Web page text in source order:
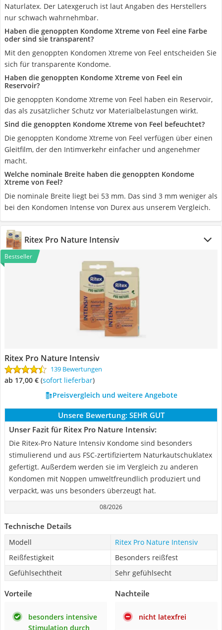
Naturlatex. Der Latexgeruch ist laut Angaben des Herstellers
nur schwach wahrnehmbar.
Haben die genoppten Kondome Xtreme von Feel eine Farbe
oder sind sie transparent?
Mit den genoppten Kondomen Xtreme von Feel entscheiden Sie
sich für transparente Kondome.
Haben die genoppten Kondome Xtreme von Feel ein
Reservoir?
Die genoppten Kondome Xtreme von Feel haben ein Reservoir,
das als zusätzlicher Schutz vor Materialbelastungen wirkt.
Sind die genoppten Kondome Xtreme von Feel befeuchtet?
Die genoppten Kondome Xtreme von Feel verfügen über einen
Gleitfilm, der den Intimverkehr einfacher und angenehmer
macht.
Welche nominale Breite haben die genoppten Kondome
Xtreme von Feel?
Die nominale Breite liegt bei 53 mm. Das sind 3 mm weniger als
bei den Kondomen Intense von Durex aus unserem Vergleich.
Ritex Pro Nature Intensiv
Bestseller
Ritex Pro Nature Intensiv
139 Bewertungen
ab 17,00 € ( Sofort lieferbar)
Preisvergleich und weitere Angebote
Unsere Bewertung: SEHR GUT
Unser Fazit für Ritex Pro Nature Intensiv:
Die Ritex-Pro Nature Intensiv Kondome sind besonders
stimulierend und aus FSC-zertifiziertem Naturkautschuklatex
gefertigt. Außerdem werden sie im Vergleich zu anderen
Kondomen mit Noppen umweltfreundlich produziert und
verpackt, was uns besonders überzeugt hat.
08/2026
Technische Details
Modell
Ritex Pro Nature Intensiv
Reißfestigkeit
Besonders reißfest
Gefühlsechtheit
Sehr gefühlsecht
Vorteile
besonders intensive
Stimulation durch
Nachteile
nicht latexfrei